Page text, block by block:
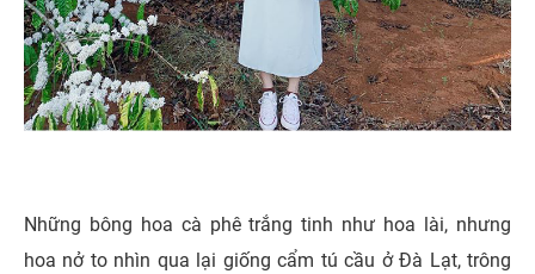
Những bông hoa cà phê trắng tinh như hoa lài, nhưng
hoa nở to nhìn qua lại giống cẩm tú cầu ở Đà Lạt, trông